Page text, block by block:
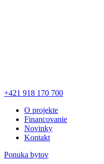
+421 918 170 700
O projekte
Financovanie
Novinky
Kontakt
Ponuka bytov